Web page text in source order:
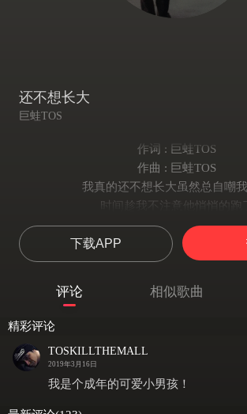
还不想长大
巨蛙TOS
作词 : 巨蛙TOS
作曲 : 巨蛙TOS
我真的还不想长大虽然总自嘲
时间趁我不注意他悄悄的跑
越来越多的事情不能够放肆
说不定 还不能按照自己 想的
变得局限的同时也多了几分
人事物变化得慢又清晰可见
如果能逃避我一定不想选择面
我还不想去承受他们都有的压
下载APP
评论 相似歌曲
精彩评论
TOSKILLTHEMALL
2019年3月16日
我是个成年的可爱小男孩！